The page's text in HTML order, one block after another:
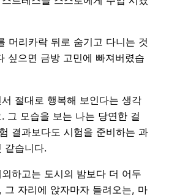
머리카락 뒤로 숨기고 다니는 것
싶으면 금방 고민에 빠져버렸습
절대로 행복해 보인다는 생각
그 모습을 보는 나는 당연한 걸
결과보다도 시험을 준비하는 과
같습니다.
하고는 도시의 밤보다 더 어두
그 자리에 앉자마자 들려오는, 마